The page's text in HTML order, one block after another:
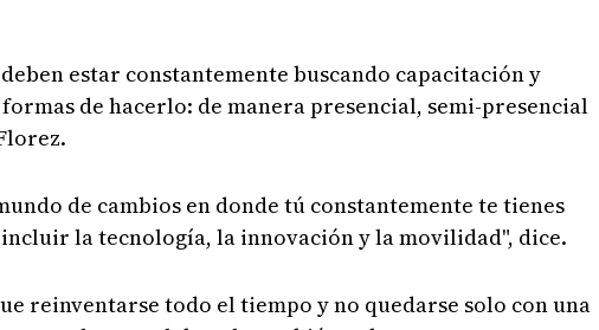
estar constantemente buscando capacitación y
de hacerlo: de manera presencial, semi-presencial
de cambios en donde tú constantemente te tienes
la tecnología, la innovación y la movilidad", dice.
reinventarse todo el tiempo y no quedarse solo con una